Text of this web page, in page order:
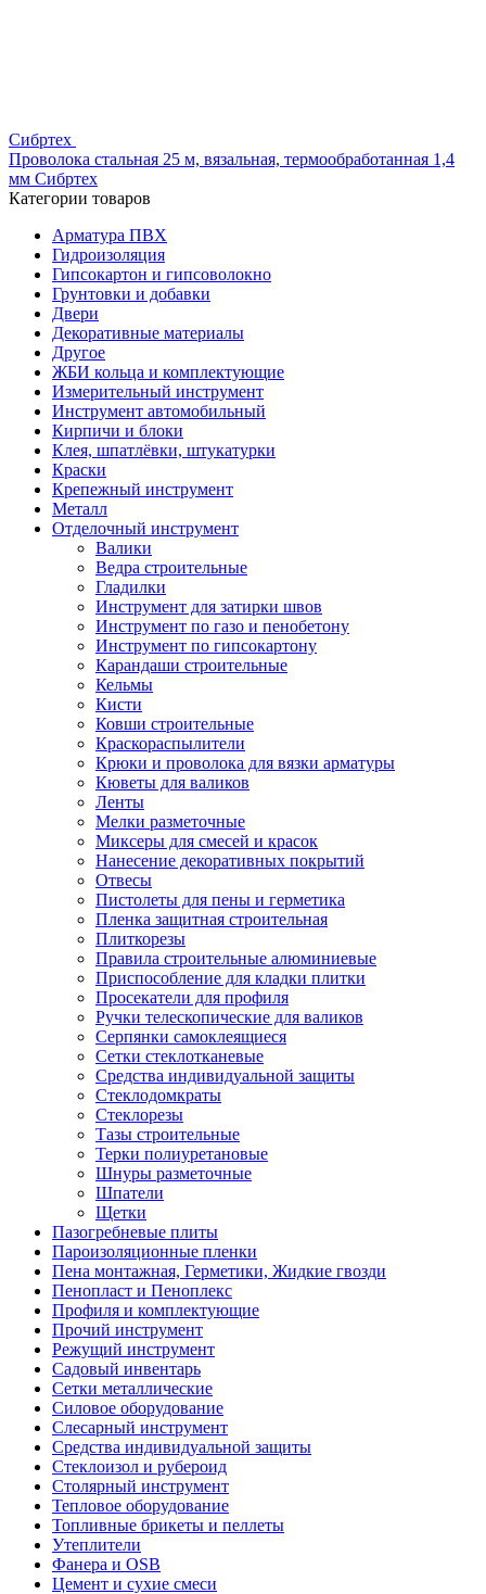
Сибртех
Проволока стальная 25 м, вязальная, термообработанная 1,4
мм Сибртех
Категории товаров
Арматура ПВХ
Гидроизоляция
Гипсокартон и гипсоволокно
Грунтовки и добавки
Двери
Декоративные материалы
Другое
ЖБИ кольца и комплектующие
Измерительный инструмент
Инструмент автомобильный
Кирпичи и блоки
Клея, шпатлёвки, штукатурки
Краски
Крепежный инструмент
Металл
Отделочный инструмент
Валики
Ведра строительные
Гладилки
Инструмент для затирки швов
Инструмент по газо и пенобетону
Инструмент по гипсокартону
Карандаши строительные
Кельмы
Кисти
Ковши строительные
Краскораспылители
Крюки и проволока для вязки арматуры
Кюветы для валиков
Ленты
Мелки разметочные
Миксеры для смесей и красок
Нанесение декоративных покрытий
Отвесы
Пистолеты для пены и герметика
Пленка защитная строительная
Плиткорезы
Правила строительные алюминиевые
Приспособление для кладки плитки
Просекатели для профиля
Ручки телескопические для валиков
Серпянки самоклеящиеся
Сетки стеклотканевые
Средства индивидуальной защиты
Стеклодомкраты
Стеклорезы
Тазы строительные
Терки полиуретановые
Шнуры разметочные
Шпатели
Щетки
Пазогребневые плиты
Пароизоляционные пленки
Пена монтажная, Герметики, Жидкие гвозди
Пенопласт и Пеноплекс
Профиля и комплектующие
Прочий инструмент
Режущий инструмент
Садовый инвентарь
Сетки металлические
Силовое оборудование
Слесарный инструмент
Средства индивидуальной защиты
Стеклоизол и рубероид
Столярный инструмент
Тепловое оборудование
Топливные брикеты и пеллеты
Утеплители
Фанера и OSB
Цемент и сухие смеси